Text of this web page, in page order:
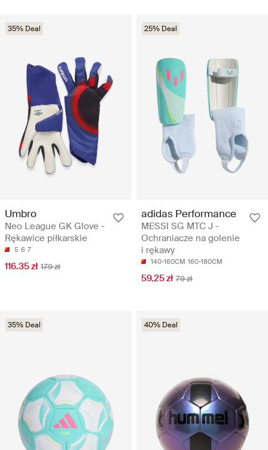
35% Deal
Umbro
Neo League GK Glove -
Rękawice piłkarskie
5 6 7
116.35 zł 179 zł
25% Deal
adidas Performance
MESSI SG MTC J -
Ochraniacze na golenie
i rękawy
140-160CM 160-180CM
59.25 zł 79 zł
35% Deal 40% Deal